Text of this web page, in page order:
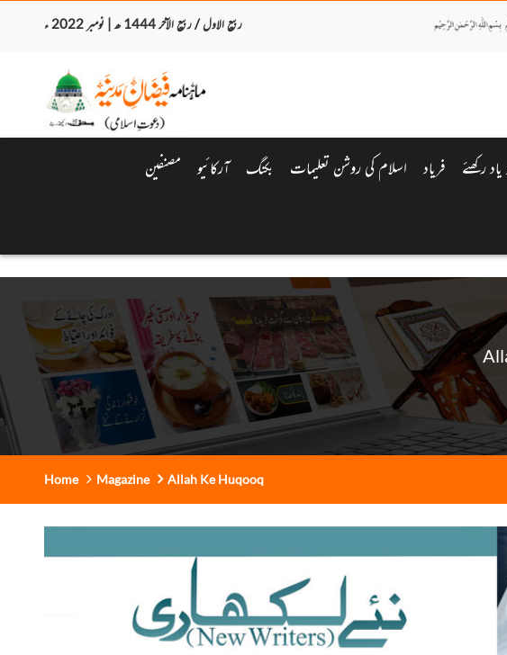
ربیع الاول / ربیع الآخر 1444 ھ | نومبر 2022 ء
رکھئے فریاد اسلام کی روشن تعلیمات بکنگ آرکائیو مصنفین
Home Magazine Allah Ke Huqooq